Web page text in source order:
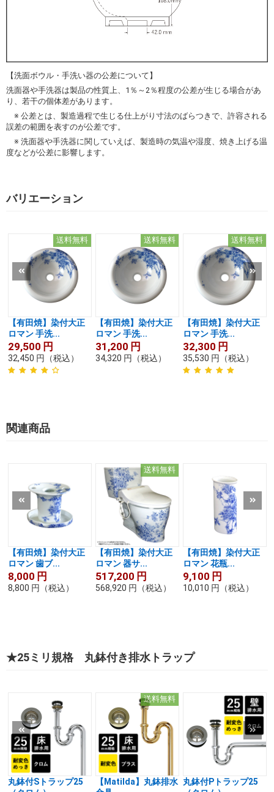
【洗面ボウル・手洗い器の公差について】
洗面器や手洗器は製品の性質上、1％～2％程度の公差が生じる場合があ
り、若干の個体差があります。
※ 公差とは、製造過程で生じる仕上がり寸法のばらつきで、許容される
誤差の範囲を表すのが公差です。
※ 洗面器や手洗器に関していえば、製造時の気温や湿度、焼き上げる温
度などが公差に影響します。
バリエーション
送料無料
【有田焼】染付大正
ロマン 手洗...
29,500 円
32,450 円 （税込）
送料無料
【有田焼】染付大正
ロマン 手洗...
31,200 円
34,320 円 （税込）
送料無料
【有田焼】染付大正
ロマン 手洗...
32,300 円
35,530 円 （税込）
関連商品
【有田焼】染付大正
ロマン 歯ブ...
8,000 円
8,800 円 （税込）
送料無料
【有田焼】染付大正
ロマン 器サ...
517,200 円
568,920 円 （税込）
【有田焼】染付大正
ロマン 花瓶...
9,100 円
10,010 円 （税込）
★25ミリ規格 丸鉢付き排水トラップ
丸鉢付Sトラップ25
送料無料
【Matilda】丸鉢排水 丸鉢付Pトラップ25